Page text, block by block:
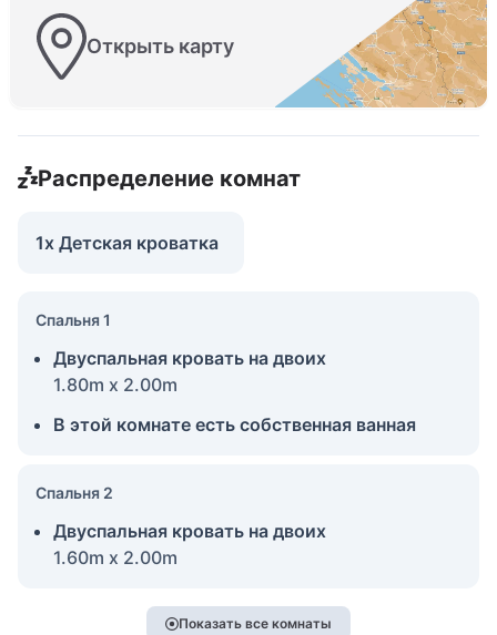
Открыть карту
Распределение комнат
1x Детская кроватка
Спальня 1
Двуспальная кровать на двоих
1.80m x 2.00m
В этой комнате есть собственная ванная
Спальня 2
Двуспальная кровать на двоих
1.60m x 2.00m
Показать все комнаты